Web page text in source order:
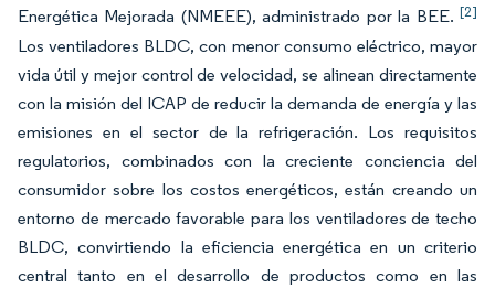
Energética Mejorada (NMEEE), administrado por la BEE. [2]
Los ventiladores BLDC, con menor consumo eléctrico, mayor
vida útil y mejor control de velocidad, se alinean directamente
con la misión del ICAP de reducir la demanda de energía y las
emisiones en el sector de la refrigeración. Los requisitos
regulatorios, combinados con la creciente conciencia del
consumidor sobre los costos energéticos, están creando un
entorno de mercado favorable para los ventiladores de techo
BLDC, convirtiendo la eficiencia energética en un criterio
central tanto en el desarrollo de productos como en las